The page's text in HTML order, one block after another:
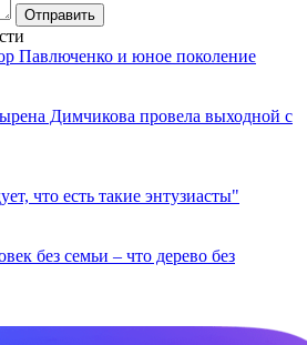
Отправить
Павлюченко и юное поколение
Димчикова провела выходной с
что есть такие энтузиасты"
без семьи – что дерево без